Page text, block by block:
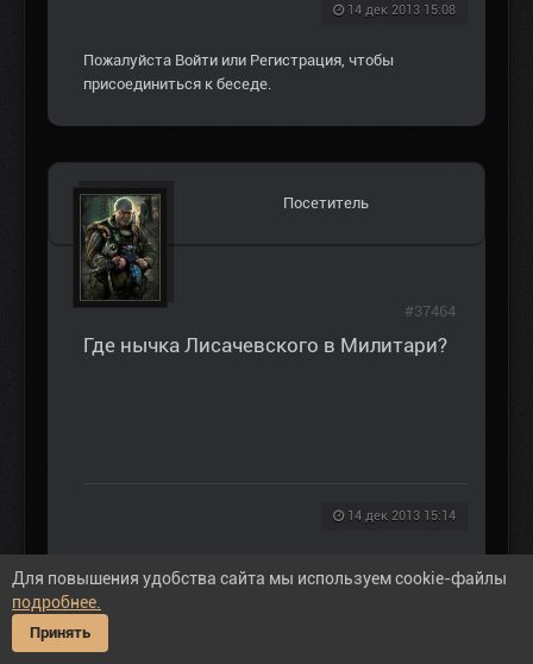
14 дек 2013 15:08
Пожалуйста Войти или Регистрация , чтобы
присоединиться к беседе.
Посетитель
Где нычка Лисачевского в Милитари?
14 дек 2013 15:14
#37464
присоединиться к беседе.
Для повышения удобства сайта мы используем cookie-файлы
подробнее.
Принять